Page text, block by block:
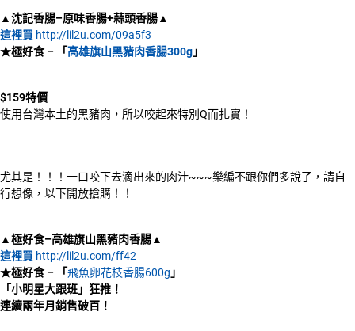
▲沈記香腸–原味香腸+蒜頭香腸▲
這裡買 http://lil2u.com/09a5f3
★極好食 – 「高雄旗山黑豬肉香腸300g」
$159特價
使用台灣本土的黑豬肉，所以咬起來特別Q而扎實！
尤其是！！！一口咬下去滴出來的肉汁~~~樂編不跟你們多說了，請自
行想像，以下開放搶購！！
▲極好食–高雄旗山黑豬肉香腸▲
這裡買 http://lil2u.com/ff42
★極好食 – 「飛魚卵花枝香腸600g 」
「小明星大跟班」狂推！
連續兩年月銷售破百！